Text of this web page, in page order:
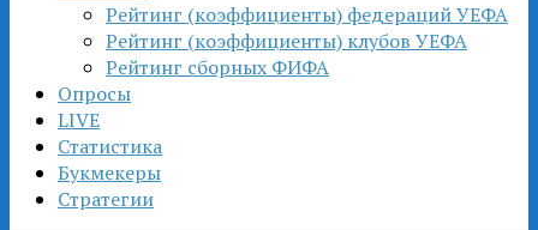
Рейтинг (коэффициенты) федераций УЕФА
Рейтинг (коэффициенты) клубов УЕФА
Рейтинг сборных ФИФА
Опросы
LIVE
Статистика
Букмекеры
Стратегии